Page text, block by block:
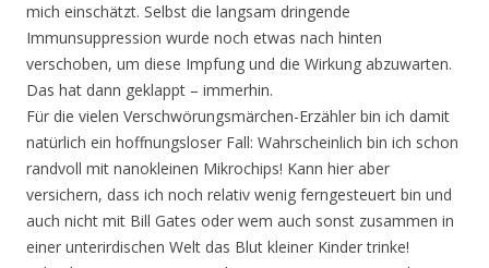
mich einschätzt. Selbst die langsam dringende
Immunsuppression wurde noch etwas nach hinten
verschoben, um diese Impfung und die Wirkung abzuwarten.
Das hat dann geklappt – immerhin.
Für die vielen Verschwörungsmärchen-Erzähler bin ich damit
natürlich ein hoffnungsloser Fall: Wahrscheinlich bin ich schon
randvoll mit nanokleinen Mikrochips! Kann hier aber
versichern, dass ich noch relativ wenig ferngesteuert bin und
auch nicht mit Bill Gates oder wem auch sonst zusammen in
einer unterirdischen Welt das Blut kleiner Kinder trinke!